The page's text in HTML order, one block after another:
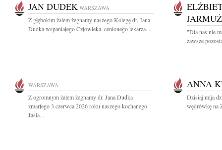
JAN DUDEK WARSZAWA
Z głębokim żalem żegnamy naszego Kolegę dr. Jana
Dudka wspaniałego Człowieka, cenionego lekarza...
"Dla nas nie
zawsze
WARSZAWA
Z ogromnym żalem żegnamy dr. Jana Dudka
zmarłego 3 czerwca 2026 roku naszego kochanego
Jasia...
ANNA
Dzisiaj mija
wędrówkę na